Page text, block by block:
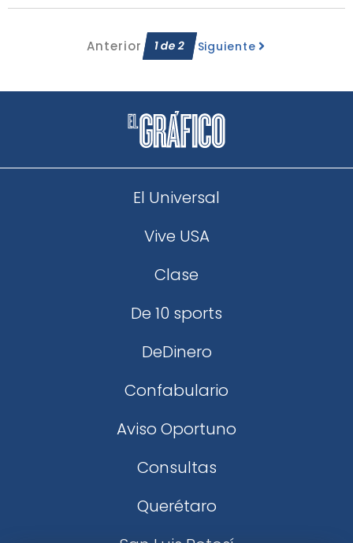
Anterior 1de2 Siguiente
El Universal
Vive USA
Clase
De 10 sports
DeDinero
Confabulario
Aviso Oportuno
Consultas
Querétaro